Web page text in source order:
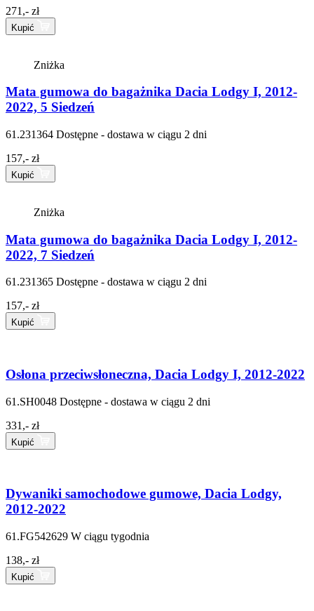
271,- zł
Kupić
Zniżka
Mata gumowa do bagażnika Dacia Lodgy I, 2012-
2022, 5 Siedzeń
61.231364 Dostępne - dostawa w ciągu 2 dni
157,- zł
Kupić
Zniżka
Mata gumowa do bagażnika Dacia Lodgy I, 2012-
2022, 7 Siedzeń
61.231365 Dostępne - dostawa w ciągu 2 dni
157,- zł
Kupić
Osłona przeciwsłoneczna, Dacia Lodgy I, 2012-2022
61.SH0048 Dostępne - dostawa w ciągu 2 dni
331,- zł
Kupić
Dywaniki samochodowe gumowe, Dacia Lodgy,
2012-2022
61.FG542629 W ciągu tygodnia
138,- zł
Kupić